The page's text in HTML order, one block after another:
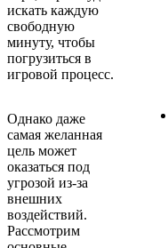
искать каждую
свободную
минуту, чтобы
погрузиться в
игровой процесс.
Однако даже
самая желанная
цель может
оказаться под
угрозой из-за
внешних
воздействий.
Рассмотрим